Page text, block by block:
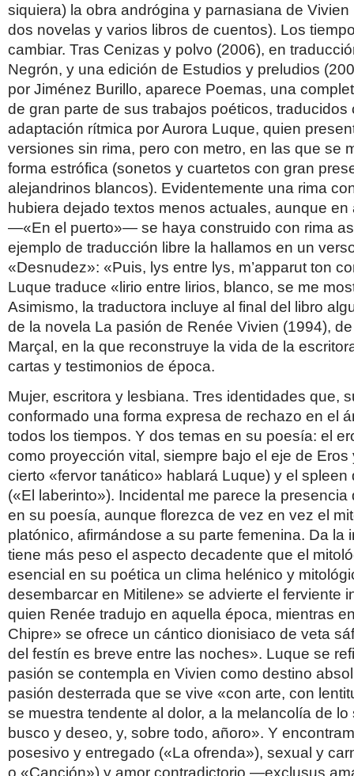
siquiera) la obra andrógina y parnasiana de
dos novelas y varios libros de cuentos). Los
cambiar. Tras Cenizas y polvo (2006), en
Negrón, y una edición de Estudios y preludios
por Jiménez Burillo, aparece Poemas, una
de gran parte de sus trabajos poéticos, traducidos
adaptación rítmica por Aurora Luque, quien
versiones sin rima, pero con metro, en las que se
forma estrófica (sonetos y cuartetos con gran
alejandrinos blancos). Evidentemente una rima
hubiera dejado textos menos actuales, aunque en
—«En el puerto»— se haya construido con rima
ejemplo de traducción libre la hallamos en un
«Desnudez»: «Puis, lys entre lys, m’apparut ton
Luque traduce «lirio entre lirios, blanco, se me
Asimismo, la traductora incluye al final del libro
de la novela La pasión de Renée Vivien (1994),
Marçal, en la que reconstruye la vida de la
cartas y testimonios de época.
Mujer, escritora y lesbiana. Tres identidades que,
conformado una forma expresa de rechazo en el
todos los tiempos. Y dos temas en su poesía: el
como proyección vital, siempre bajo el eje de Eros
cierto «fervor tanático» hablará Luque) y el spleen
(«El laberinto»). Incidental me parece la presencia
en su poesía, aunque florezca de vez en vez el
platónico, afirmándose a su parte femenina. Da la
tiene más peso el aspecto decadente que el
esencial en su poética un clima helénico y
desembarcar en Mitilene» se advierte el ferviente
quien Renée tradujo en aquella época, mientras
Chipre» se ofrece un cántico dionisiaco de veta
del festín es breve entre las noches». Luque se
pasión se contempla en Vivien como destino
pasión desterrada que se vive «con arte, con
se muestra tendente al dolor, a la melancolía de lo
busco y deseo, y, sobre todo, añoro». Y
posesivo y entregado («La ofrenda»), sexual y
o «Canción») y amor contradictorio —exclusus